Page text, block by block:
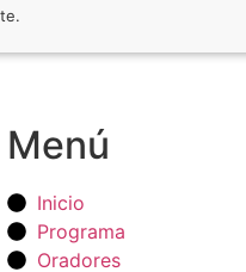
Menú
Inicio
Programa
Oradores